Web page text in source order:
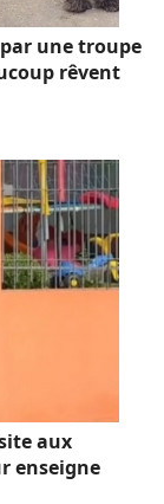
une troupe
rêvent
aux
enseigne